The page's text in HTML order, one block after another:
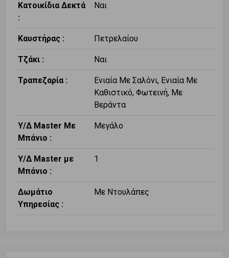
Κατοικίδια Δεκτά
:
Ναι
Καυστήρας : Πετρελαίου
Τζάκι : Ναι
Τραπεζαρία :
Ενιαία Με Σαλόνι, Ενιαία Με
Καθιστικό, Φωτεινή, Με
Βεράντα
Υ/Δ Master Με
Μπάνιο :
Μεγάλο
Υ/Δ Master με
Μπάνιο :
1
Δωμάτιο
Υπηρεσίας :
Με Ντουλάπες